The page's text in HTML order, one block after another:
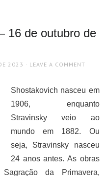
16 de outubro de
2023 LEAVE A COMMENT
Shostakovich nasceu em
1906, enquanto
Stravinsky veio ao
mundo em 1882. Ou
seja, Stravinsky nasceu
24 anos antes. As obras
da Primavera,